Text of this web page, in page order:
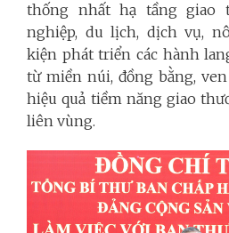
thống nhất hạ tầng giao
nghiệp, du lịch, dịch vụ,
kiện phát triển các hành
từ miền núi, đồng bằng,
hiệu quả tiềm năng giao
liên vùng.